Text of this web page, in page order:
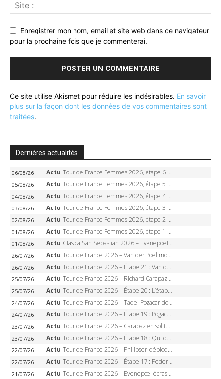
Enregistrer mon nom, email et site web dans ce navigateur
pour la prochaine fois que je commenterai.
Ce site utilise Akismet pour réduire les indésirables. En savoir
plus sur la façon dont les données de vos commentaires sont
traitées.
Dernières actualités
06/08/26 Actu Tour de France Femmes 2026, étape 6 – Kim Le Court-Pienaar gagne à Tournon, Reusser en jaune
05/08/26 Actu Tour de France Femmes 2026, étape 5 – Demi Vollering gagne à Belleville, Reusser en jaune, Ferrand-Prévot coule
04/08/26 Actu Tour de France Femmes 2026, étape 4 – Marlen Reusser écrase le chrono, Ferrand-Prévot en crise
03/08/26 Actu Tour de France Femmes 2026, étape 3 – Sigrid Haugset en solitaire, 88 km d’échappée, maillot jaune
02/08/26 Actu Tour de France Femmes 2026, étape 2 – Lorena Wiebes doublé à Genève, Markus héroïque, 7e record
01/08/26 Actu Tour de France Femmes 2026, étape 1 – Lorena Wiebes intouchable à Lausanne, premier maillot jaune
01/08/26 Actu Clasica San Sebastian 2026 – Evenepoel recordman, 4e victoire, Carapaz battu au sprint
26/07/26 Actu Tour de France 2026 – Van der Poel monumental à Paris, Pogacar égale le record des cinq sacres
26/07/26 Actu Tour de France 2026 – Étape 21 : Van der Poel, Pogacar, qui succédera à Wout van Aert sur les Champs-Elysées ?
25/07/26 Actu Tour de France 2026 – Richard Carapaz roi des Alpes, doublé et maillot à pois, Seixas perd le podium
25/07/26 Actu Tour de France 2026 – Étape 20 : L’étape reine, Galibier, Sarenne, Alpe d’Huez, qui succédera à Pogacar ?
24/07/26 Actu Tour de France 2026 – Tadej Pogacar dompte l’Alpe d’Huez, 5e victoire, record de Pantani pulvérisé
24/07/26 Actu Tour de France 2026 – Étape 19 : Pogacar peut-il enfin dompter l’Alpe d’Huez ?
23/07/26 Actu Tour de France 2026 – Carapaz en solitaire à Orcières-Merlette, Paret-Peintre à un point du maillot à pois
23/07/26 Actu Tour de France 2026 – Étape 18 : Qui domptera Orcières-Merlette, première marche vers l’Alpe d’Huez ?
22/07/26 Actu Tour de France 2026 – Philipsen débloque son compteur à Voiron, Pedersen en danger pour le maillot vert
22/07/26 Actu Tour de France 2026 – Étape 17 : Pedersen peut-il verrouiller le maillot vert à Voiron ?
21/07/26 Actu Tour de France 2026 – Evenepoel écrase le chrono d’Évian, Seixas 4e, Lipowitz abandonne